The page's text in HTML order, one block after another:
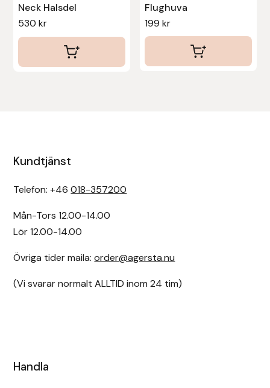
Neck Halsdel
530kr
Flughuva
199 kr
Kundtjänst
Telefon: +46018-357200
Mån-Tors 12.00-14.00
Lör 12.00-14.00
Övriga tider maila:order@agersta.nu
(Vi svarar normalt ALLTID inom 24 tim)
Handla